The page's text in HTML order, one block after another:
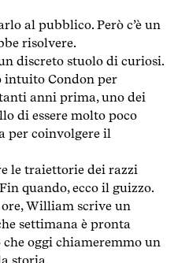
al pubblico. Però c’è un
risolvere.
discreto stuolo di curiosi.
intuito Condon per
anni prima, uno dei
di essere molto poco
per coinvolgere il
le traiettorie dei razzi
quando, ecco il guizzo.
William scrive un
settimana è pronta
oggi chiameremmo un